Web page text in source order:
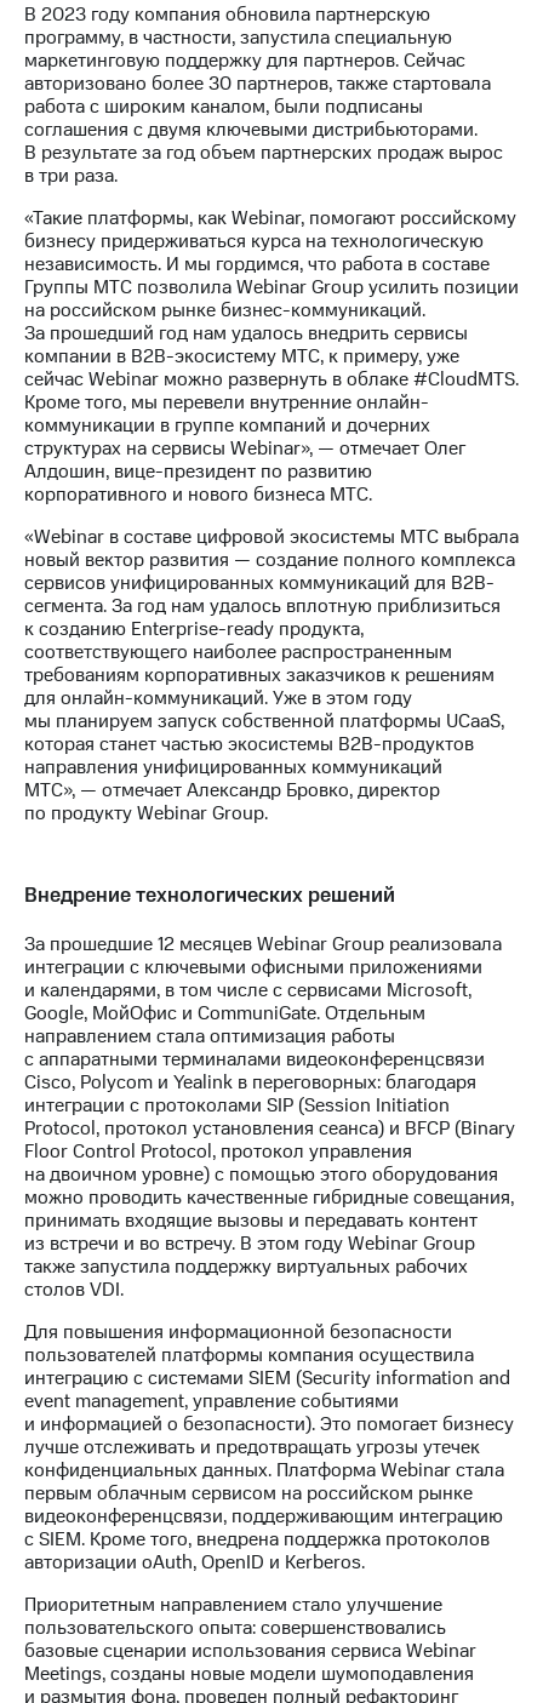
Программа
приобретения
Порядок
выкупа
акций
Дивиденды
Рынок
облигаций
Описание
Еврооблигации-2023
Уведомление
о
погашении
именных
облигаций
Другое
Регистратор
Реквизиты
Контакты
развитие
деловая этика
На главную
В 2023 году компания обновила партнерскую
программу, в частности, запустила специальную
маркетинговую поддержку для партнеров. Сейчас
авторизовано более 30 партнеров, также стартовала
работа с широким каналом, были подписаны
соглашения с двумя ключевыми дистрибьюторами.
В результате за год объем партнерских продаж вырос
в три раза.
«Такие платформы, как Webinar, помогают российскому
бизнесу придерживаться курса на технологическую
независимость. И мы гордимся, что работа в составе
Группы МТС позволила Webinar Group усилить позиции
на российском рынке бизнес-коммуникаций.
За прошедший год нам удалось внедрить сервисы
компании в B2B-экосистему МТС, к примеру, уже
сейчас Webinar можно развернуть в облаке #CloudMTS.
Кроме того, мы перевели внутренние онлайн-
коммуникации в группе компаний и дочерних
структурах на сервисы Webinar», — отмечает Олег
Алдошин, вице-президент по развитию
корпоративного и нового бизнеса МТС.
«Webinar в составе цифровой экосистемы МТС выбрала
новый вектор развития — создание полного комплекса
сервисов унифицированных коммуникаций для В2В-
сегмента. За год нам удалось вплотную приблизиться
к созданию Enterprise-ready продукта,
соответствующего наиболее распространенным
требованиям корпоративных заказчиков к решениям
для онлайн-коммуникаций. Уже в этом году
мы планируем запуск собственной платформы UCaaS,
которая станет частью экосистемы B2B-продуктов
направления унифицированных коммуникаций
МТС», — отмечает Александр Бровко, директор
по продукту Webinar Group.
Внедрение технологических решений
За прошедшие 12 месяцев Webinar Group реализовала
интеграции с ключевыми офисными приложениями
и календарями, в том числе с сервисами Microsoft,
Google, МойОфис и CommuniGate. Отдельным
направлением стала оптимизация работы
с аппаратными терминалами видеоконференцсвязи
Cisco, Polycom и Yealink в переговорных: благодаря
интеграции с протоколами SIP (Session Initiation
Protocol, протокол установления сеанса) и BFCP (Binary
Floor Control Protocol, протокол управления
на двоичном уровне) с помощью этого оборудования
можно проводить качественные гибридные совещания,
принимать входящие вызовы и передавать контент
из встречи и во встречу. В этом году Webinar Group
также запустила поддержку виртуальных рабочих
столов VDI.
Для повышения информационной безопасности
пользователей платформы компания осуществила
интеграцию с системами SIEM (Security information and
event management, управление событиями
и информацией о безопасности). Это помогает бизнесу
лучше отслеживать и предотвращать угрозы утечек
конфиденциальных данных. Платформа Webinar стала
первым облачным сервисом на российском рынке
видеоконференцсвязи, поддерживающим интеграцию
с SIEM. Кроме того, внедрена поддержка протоколов
авторизации oAuth, OpenID и Kerberos.
Приоритетным направлением стало улучшение
пользовательского опыта: совершенствовались
базовые сценарии использования сервиса Webinar
Meetings, созданы новые модели шумоподавления
и размытия фона, проведен полный рефакторинг